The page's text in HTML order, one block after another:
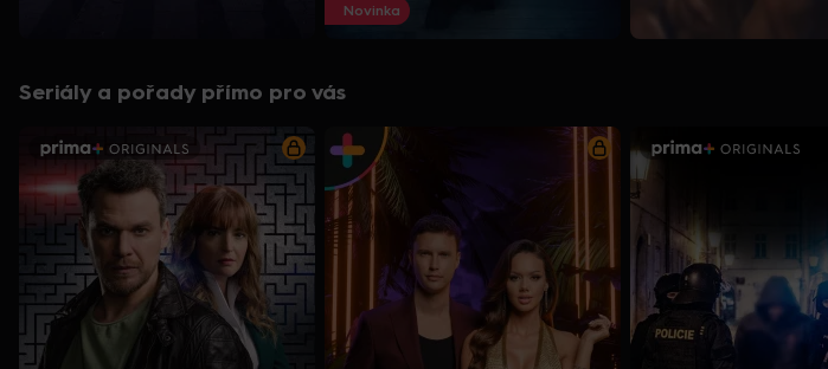
Novinka
Seriály a pořady přímo pro vás